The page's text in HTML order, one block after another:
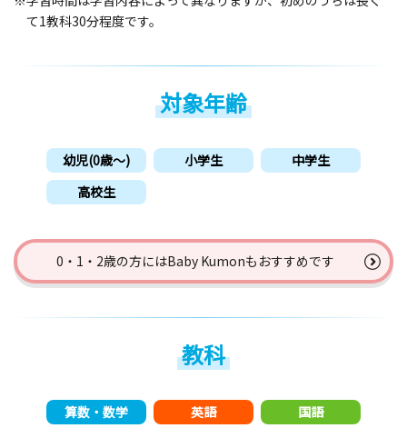
て1教科30分程度です。
対象年齢
幼児(0歳〜) 小学生
中学生
高校生
0・1・2歳の方にはBaby Kumonもおすすめです
教科
算数・数学 英語 国語